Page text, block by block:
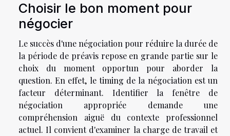
Choisir le bon moment pour
négocier
Le succès d'une négociation pour réduire la durée de
la période de préavis repose en grande partie sur le
choix du moment opportun pour aborder la
question. En effet, le timing de la négociation est un
facteur déterminant. Identifier la fenêtre de
négociation appropriée demande une
compréhension aiguë du contexte professionnel
actuel. Il convient d'examiner la charge de travail et